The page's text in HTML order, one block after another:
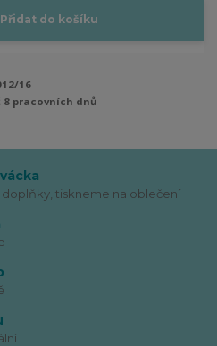
Přidat do košíku
16
8 pracovních dnů
doplňky, tiskneme na oblečení